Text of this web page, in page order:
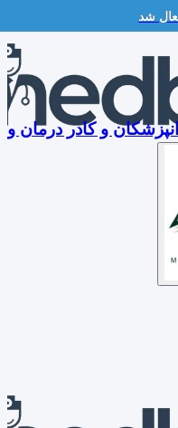
شد
و کادر درمان و